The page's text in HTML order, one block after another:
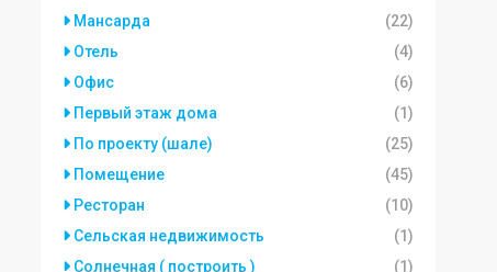
Мансарда
(22)
Отель
(4)
Офис
(6)
Первый этаж дома
(1)
По проекту (шале)
(25)
Помещение
(45)
Ресторан
(10)
Сельская недвижимость
(1)
Солнечная ( построить )
(1)